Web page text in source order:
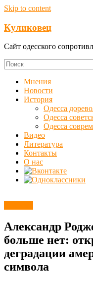
Skip to content
Куликовец
Сайт одесского
Мнения
Новости
История
Одесса
Одесса
Одесса
Видео
Литература
Контакты
О нас
Александр
больше нет:
деградации
символа